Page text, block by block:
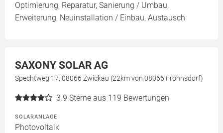
Optimierung, Reparatur, Sanierung / Umbau,
Erweiterung, Neuinstallation / Einbau, Austausch
SAXONY SOLAR AG
Spechtweg 17, 08066 Zwickau (22km von 08066 Frohnsdorf)
3.9 Sterne aus 119 Bewertungen
SOLARANLAGE
Photovoltaik